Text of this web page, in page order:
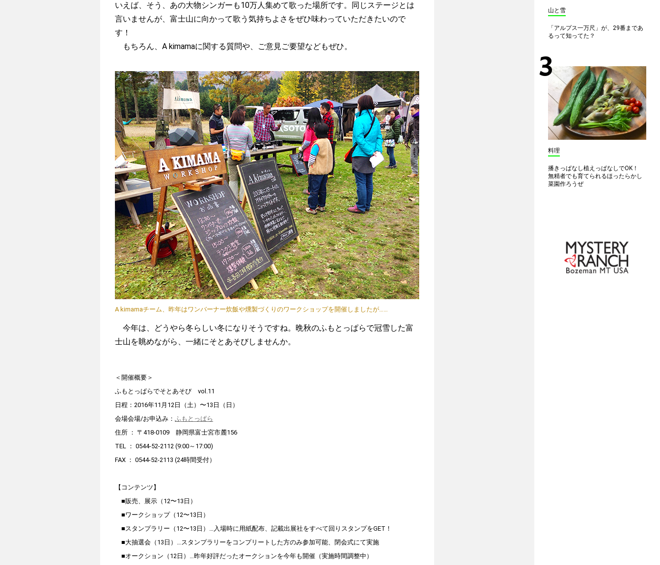
いえば、そう、あの大物シンガーも10万人集めて歌った場所です。同じステージとは
言いませんが、富士山に向かって歌う気持ちよさをぜひ味わっていただきたいので
す！
もちろん、A kimamaに関する質問や、ご意見ご要望などもぜひ。
A kimamaチーム、昨年はワンバーナー炊飯や燻製づくりのワークショップを開催しましたが……
今年は、どうやら冬らしい冬になりそうですね。晩秋のふもとっぱらで冠雪した富
士山を眺めながら、一緒にそとあそびしませんか。
＜開催概要＞
ふもとっぱらでそとあそび vol.11
日程：2016年11月12日（土）〜13日（日）
会場会場/お申込み： ふもとっぱら
住所 ： 〒418-0109 静岡県富士宮市麓156
TEL ： 0544-52-2112 (9:00～17:00)
FAX ： 0544-52-2113 (24時間受付）
【コンテンツ】
■販売、展示（12〜13日）
■ワークショップ（12〜13日）
■スタンプラリー（12〜13日）…入場時に用紙配布、記載出展社をすべて回りスタンプをGET！
■大抽選会（13日）…スタンプラリーをコンプリートした方のみ参加可能、閉会式にて実施
■オークション（12日）…昨年好評だったオークションを今年も開催（実施時間調整中）
山と雪
「アルプス一万尺」が、29番まであ
るって知ってた？
料理
播きっぱなし植えっぱなしでOK！
無精者でも育てられるほったらかし
菜園作ろうぜ